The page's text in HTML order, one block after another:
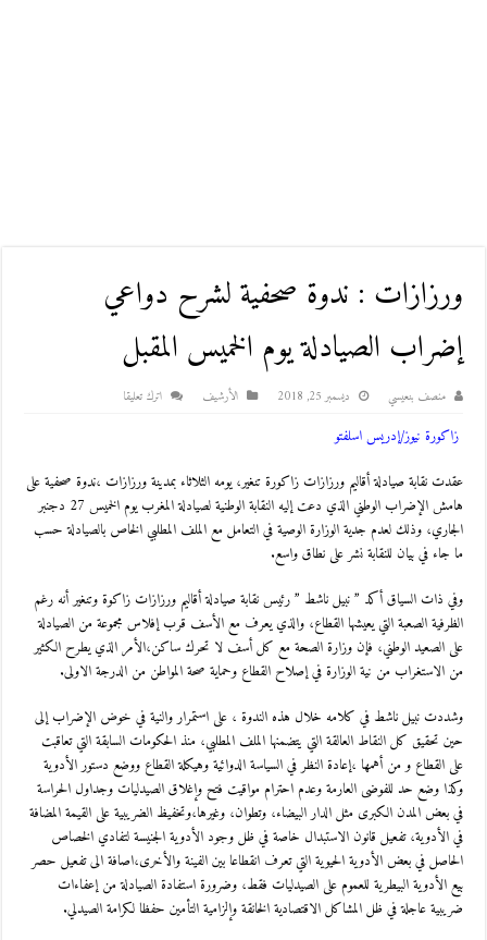
ورزازات : ندوة صحفية لشرح دواعي
إضراب الصيادلة يوم الخميس المقبل
منصف بنعيسي ديسمبر 25, 2018 اﻷرشيف اترك تعليقا
زاكورة نيوز/إدريس اسلفتو
عقدت نقابة صيادلة أقاليم ورزازات زاكورة تنغير، يومه الثلاثاء بمدينة ورزازات ،ندوة صحفية على
هامش الإضراب الوطني الذي دعت إليه النقابة الوطنية لصيادلة المغرب يوم الخميس 27 دجنبر
الجاري، وذلك لعدم جدية الوزارة الوصية في التعامل مع الملف المطلبي الخاص بالصيادلة حسب
ما جاء في بيان للنقابة نشر على نطاق واسع.
وفي ذات السياق أكد ” نبيل ناشط ” رئيس نقابة صيادلة أقاليم ورزازات زاكوة وتنغير أنه رغم
الظرفية الصعبة التي يعيشها القطاع، والذي يعرف مع الأسف قرب إفلاس مجموعة من الصيادلة
على الصعيد الوطني، فإن وزارة الصحة مع كل أسف لا تحرك ساكن،الأمر الذي يطرح الكثير
من الاستغراب من نية الوزارة في إصلاح القطاع وحماية صحة المواطن من الدرجة الاولى.
وشددت نبيل ناشط في كلامه خلال هذه الندوة ، على استمرار والنية في خوض الإضراب إلى
حين تحقيق كل النقاط العالقة التي يتضمنها الملف المطلبي، منذ الحكومات السابقة التي تعاقبت
على القطاع و من أهمها ،إعادة النظر في السياسة الدوائية وهيكلة القطاع ووضع دستور الأدوية
وكذا وضع حد للفوضى العارمة وعدم احترام مواقيت فتح وإغلاق الصيدليات وجداول الحراسة
في بعض المدن الكبرى مثل الدار البيضاء، وتطوان، وغيرها،وتخفيظ الضريبية على القيمة المضافة
في الأدوية، تفعيل قانون الاستبدال خاصة في ظل وجود الأدوية الجنيسة لتفادي الخصاص
الحاصل في بعض الأدوية الحيوية التي تعرف انقطاعا بين الفينة والأخرى،اصافة الى تفعيل حصر
بيع الأدوية البيطرية للعموم على الصيدليات فقط، وضرورة استفادة الصيادلة من إعفاءات
ضريبية عاجلة في ظل المشاكل الاقتصادية الخانقة وإلزامية التأمين حفظا لكرامة الصيدلي.